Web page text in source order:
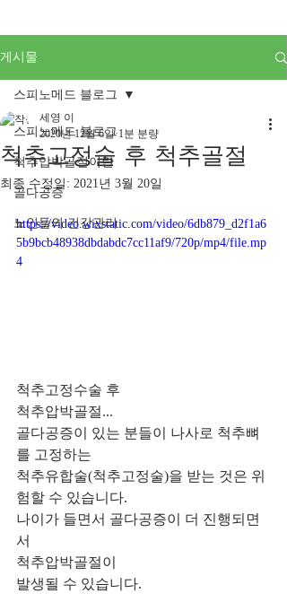
게시물
스피노메드 블로그
척추압박골절이란
골다공증
노인들의 건강관리
스피노메드 블로그
척추고정술 후 척추골절
세영 이
2020년 12월 6일 1분 분량
최종 수정일: 2021년 3월 20일
https://video.wixstatic.com/video/6db879_d2f1a6
5b9bcb48938dbdabdc7cc11af9/720p/mp4/file.mp
4
척추고정수술 후
척추압박골절...
골다공증이 있는 분들이 나사로 척추뼈
를 고정하는
척추유합술(척추고정술)을 받는 것은 위
험할 수 있습니다.
나이가 들면서 골다공증이 더 진행되면
서
척추압박골절이
발생될 수 있습니다.